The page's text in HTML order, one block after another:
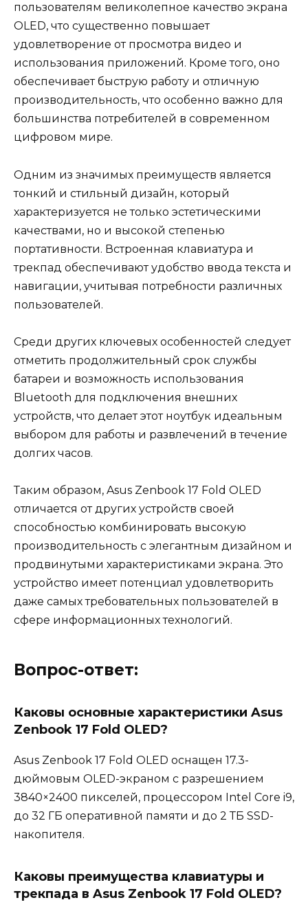
пользователям великолепное качество экрана
OLED, что существенно повышает
удовлетворение от просмотра видео и
использования приложений. Кроме того, оно
обеспечивает быструю работу и отличную
производительность, что особенно важно для
большинства потребителей в современном
цифровом мире.
Одним из значимых преимуществ является
тонкий и стильный дизайн, который
характеризуется не только эстетическими
качествами, но и высокой степенью
портативности. Встроенная клавиатура и
трекпад обеспечивают удобство ввода текста и
навигации, учитывая потребности различных
пользователей.
Среди других ключевых особенностей следует
отметить продолжительный срок службы
батареи и возможность использования
Bluetooth для подключения внешних
устройств, что делает этот ноутбук идеальным
выбором для работы и развлечений в течение
долгих часов.
Таким образом, Asus Zenbook 17 Fold OLED
отличается от других устройств своей
способностью комбинировать высокую
производительность с элегантным дизайном и
продвинутыми характеристиками экрана. Это
устройство имеет потенциал удовлетворить
даже самых требовательных пользователей в
сфере информационных технологий.
Вопрос-ответ:
Каковы основные характеристики Asus
Zenbook 17 Fold OLED?
Asus Zenbook 17 Fold OLED оснащен 17.3-
дюймовым OLED-экраном с разрешением
3840×2400 пикселей, процессором Intel Core i9,
до 32 ГБ оперативной памяти и до 2 ТБ SSD-
накопителя.
Каковы преимущества клавиатуры и
трекпада в Asus Zenbook 17 Fold OLED?